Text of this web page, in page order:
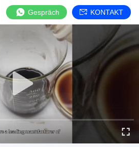
Gespräch KONTAKT